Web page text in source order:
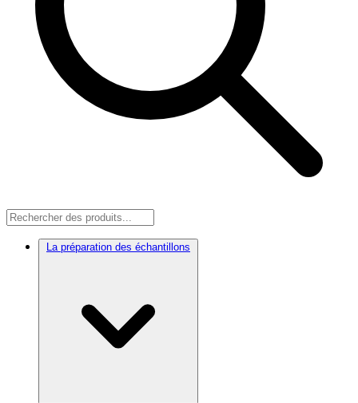
La préparation des échantillons